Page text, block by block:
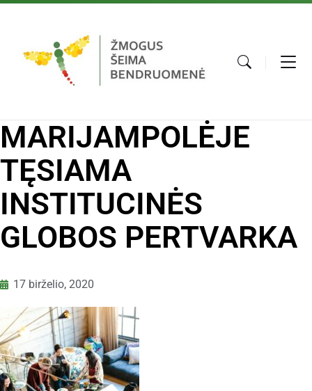
MARIJAMPOLĖJE
TĘSIAMA
INSTITUCINĖS
GLOBOS PERTVARKA
17 birželio, 2020